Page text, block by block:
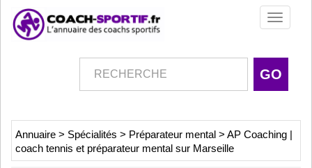
Toggle
Annuaire > Spécialités > Préparateur mental > AP Coaching |
coach tennis et préparateur mental sur Marseille